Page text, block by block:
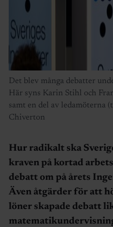
Det blev många debatter
Här syns Karin Stihl och
samt en del av ledamöterna
Chiverton
Hur radikalt ska
kraven på kortad
debatt om på årets
Även åtgärder för att
löner skapade debatt